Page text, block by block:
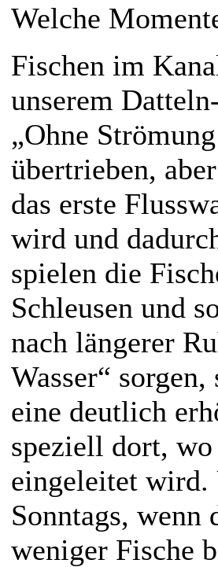
Welche
Fischen im
unserem
„Ohne
übertrieben,
das erste
wird und
spielen die
Schleusen und
nach längerer
Wasser“
eine deutlich
speziell dort, wo
eingeleitet wird.
Sonntags,
weniger Fische